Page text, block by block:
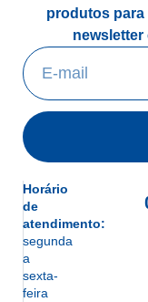
produtos
newsletter
Horário
de
atendimento:
segunda
a
sexta-
feira